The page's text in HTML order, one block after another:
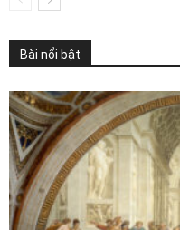
Bài nổi bật